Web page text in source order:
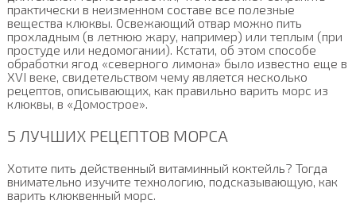
практически в неизменном составе все полезные
вещества клюквы. Освежающий отвар можно пить
прохладным (в летнюю жару, например) или теплым (при
простуде или недомогании). Кстати, об этом способе
обработки ягод «северного лимона» было известно еще в
XVI веке, свидетельством чему является несколько
рецептов, описывающих, как правильно варить морс из
клюквы, в «Домострое».
5 ЛУЧШИХ РЕЦЕПТОВ МОРСА
Хотите пить действенный витаминный коктейль? Тогда
внимательно изучите технологию, подсказывающую, как
варить клюквенный морс.